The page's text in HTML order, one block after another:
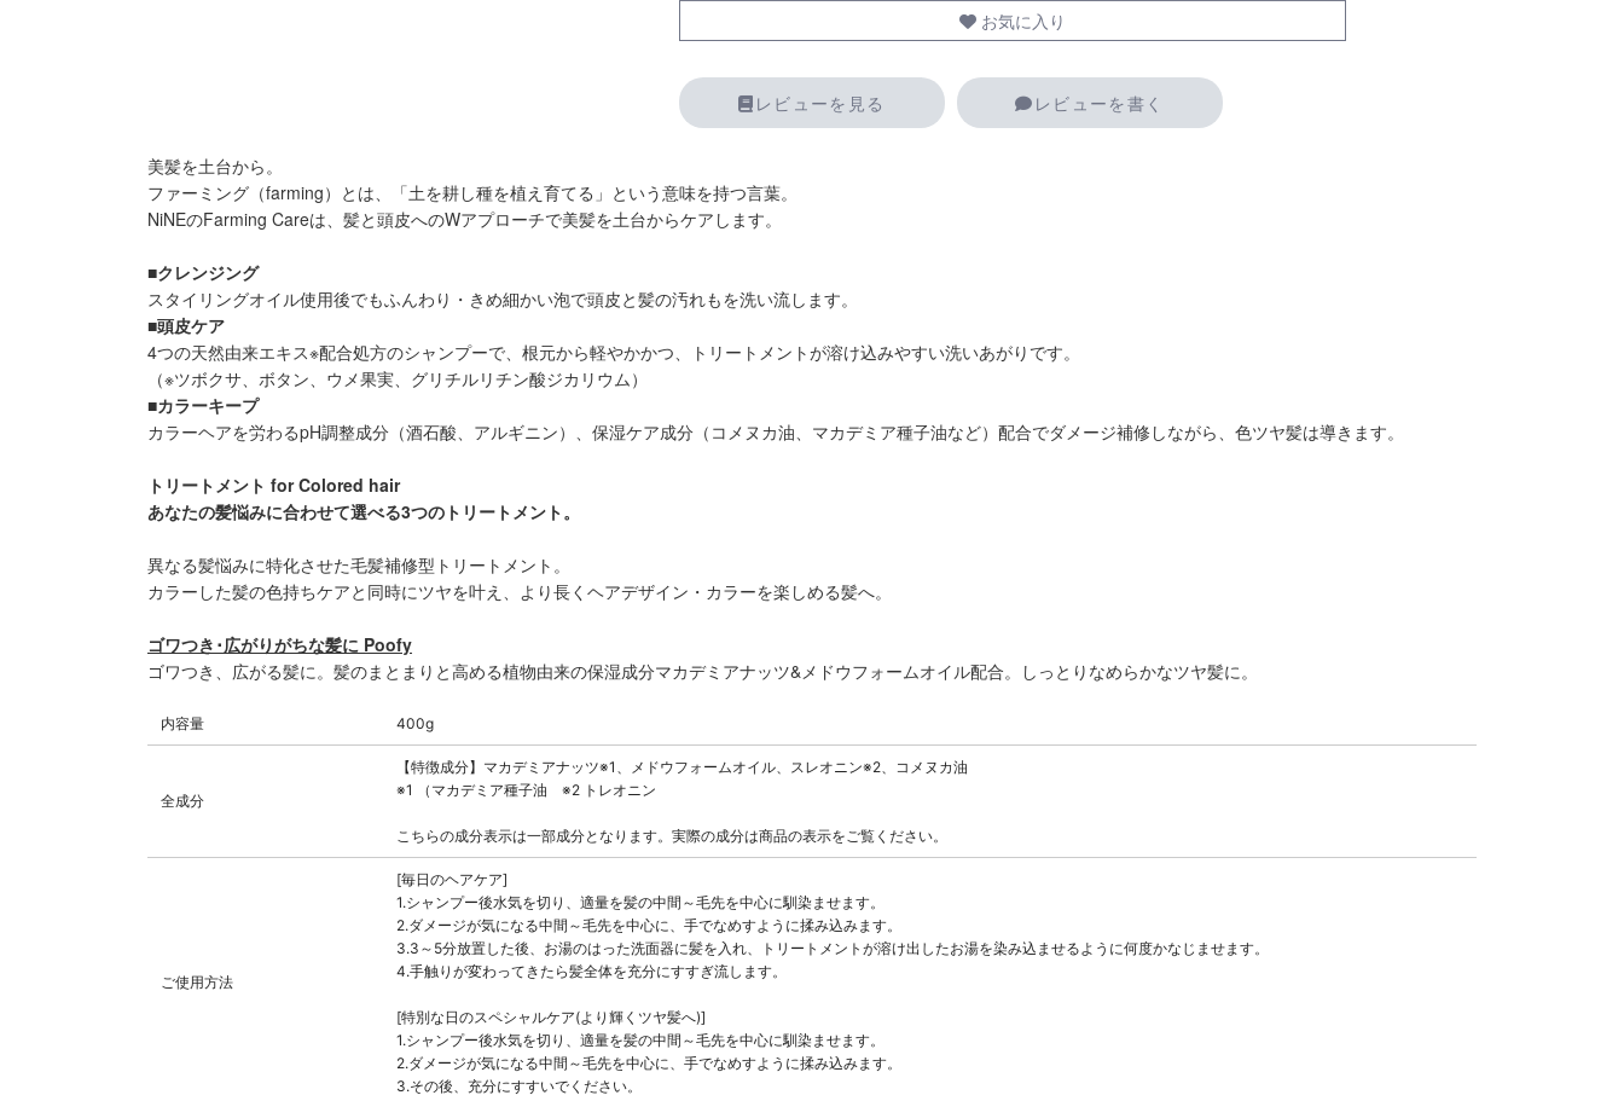
お気に入り
レビューを見る レビューを書く
美髪を土台から。
ファーミング（farming）とは、「土を耕し種を植え育てる」という意味を持つ言葉。
NiNEのFarming Careは、髪と頭皮へのWアプローチで美髪を土台からケアします。
■クレンジング
スタイリングオイル使用後でもふんわり・きめ細かい泡で頭皮と髪の汚れもを洗い流します。
■頭皮ケア
4つの天然由来エキス※配合処方のシャンプーで、根元から軽やかかつ、トリートメントが溶け込みやすい洗いあがりです。
（※ツボクサ、ボタン、ウメ果実、グリチルリチン酸ジカリウム）
■カラーキープ
カラーヘアを労わるpH調整成分（酒石酸、アルギニン）、保湿ケア成分（コメヌカ油、マカデミア種子油など）配合でダメージ補修しながら、色ツヤ髪は導きます。
トリートメント for Colored hair
あなたの髪悩みに合わせて選べる3つのトリートメント。
異なる髪悩みに特化させた毛髪補修型トリートメント。
カラーした髪の色持ちケアと同時にツヤを叶え、より長くヘアデザイン・カラーを楽しめる髪へ。
ゴワつき･広がりがちな髪に Poofy
ゴワつき、広がる髪に。髪のまとまりと高める植物由来の保湿成分マカデミアナッツ&メドウフォームオイル配合。しっとりなめらかなツヤ髪に。
内容量 400g
全成分
【特徴成分】マカデミアナッツ※1、メドウフォームオイル、スレオニン※2、コメヌカ油
※1 （マカデミア種子油 ※2 トレオニン
こちらの成分表示は一部成分となります。実際の成分は商品の表示をご覧ください。
ご使用方法
[毎日のヘアケア]
1.シャンプー後水気を切り、適量を髪の中間～毛先を中心に馴染ませます。
2.ダメージが気になる中間～毛先を中心に、手でなめすように揉み込みます。
3.3～5分放置した後、お湯のはった洗面器に髪を入れ、トリートメントが溶け出したお湯を染み込ませるように何度かなじませます。
4.手触りが変わってきたら髪全体を充分にすすぎ流します。
[特別な日のスペシャルケア(より輝くツヤ髪へ)]
1.シャンプー後水気を切り、適量を髪の中間～毛先を中心に馴染ませます。
2.ダメージが気になる中間～毛先を中心に、手でなめすように揉み込みます。
3.その後、充分にすすいでください。